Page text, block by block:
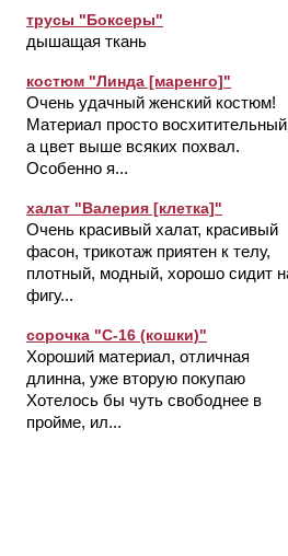
трусы "Боксеры"
дышащая ткань
костюм "Линда [маренго]"
Очень удачный женский костюм!
Материал просто
а цвет выше всяких похвал.
Особенно я...
халат "Валерия [клетка]"
Очень красивый халат, красивый
фасон, трикотаж приятен к телу,
плотный, модный, хорошо сидит
фигу...
сорочка "С-16 (кошки)"
Хороший материал, отличная
длинна, уже вторую покупаю
Хотелось бы чуть свободнее в
пройме, ил...